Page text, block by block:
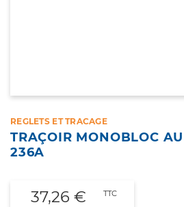
REGLETS ET TRACAGE
TRAÇOIR MONOBLOC
236A
37,26 € TTC